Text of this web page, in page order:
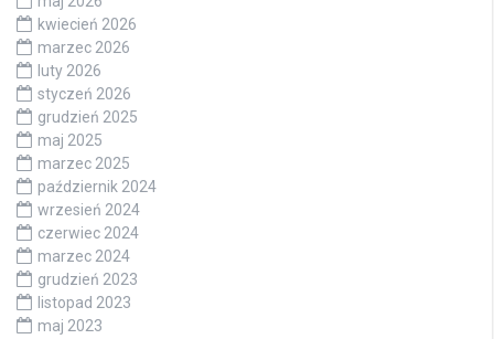
kwiecień 2026
marzec 2026
luty 2026
styczeń 2026
grudzień 2025
maj 2025
marzec 2025
październik 2024
wrzesień 2024
czerwiec 2024
marzec 2024
grudzień 2023
listopad 2023
maj 2023